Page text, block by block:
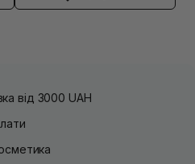
від 3000 UAH